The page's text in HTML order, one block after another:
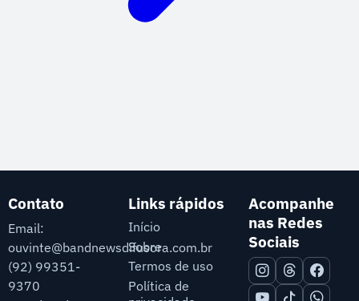
Contato
Email:
ouvinte@bandnewsdifusora.com.br
(92) 99351-
9370
Links rápidos
Início
Sobre
Termos de uso
Política de
Acompanhe
nas Redes
Sociais